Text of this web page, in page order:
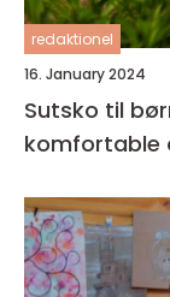
redaktionel
16. January 2024
Sutsko til
komfortable